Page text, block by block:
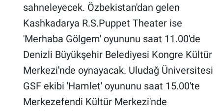
sahneleyecek. Özbekistan'dan gelen
Kashkadarya R.S.Puppet Theater ise
'Merhaba Gölgem' oyununu saat 11.00'de
Denizli Büyükşehir Belediyesi Kongre Kültür
Merkezi'nde oynayacak. Uludağ Üniversitesi
GSF ekibi 'Hamlet' oyununu saat 15.00'te
Merkezefendi Kültür Merkezi'nde